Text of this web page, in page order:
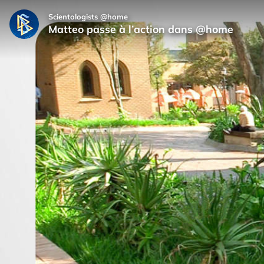
Scientologists @home
Matteo passe à l’action dans @home